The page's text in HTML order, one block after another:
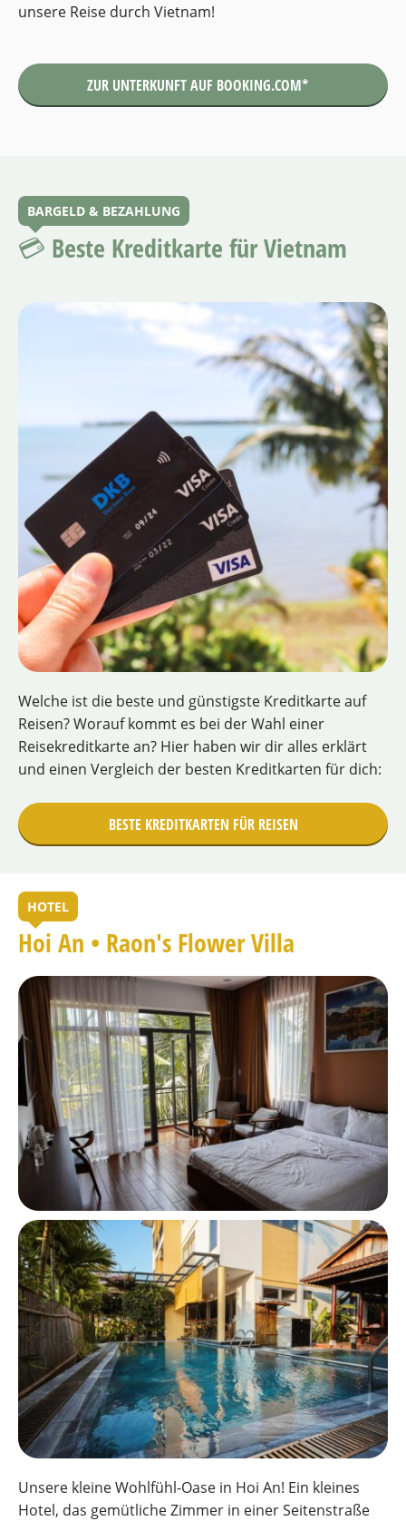
unsere Reise durch Vietnam!
ZUR UNTERKUNFT AUF BOOKING.COM*
BARGELD & BEZAHLUNG
💳 Beste Kreditkarte für Vietnam
Welche ist die beste und günstigste Kreditkarte auf
Reisen? Worauf kommt es bei der Wahl einer
Reisekreditkarte an? Hier haben wir dir alles erklärt
und einen Vergleich der besten Kreditkarten für dich:
BESTE KREDITKARTEN FÜR REISEN
HOTEL
Hoi An • Raon's Flower Villa
Unsere kleine Wohlfühl-Oase in Hoi An! Ein kleines
Hotel, das gemütliche Zimmer in einer Seitenstraße